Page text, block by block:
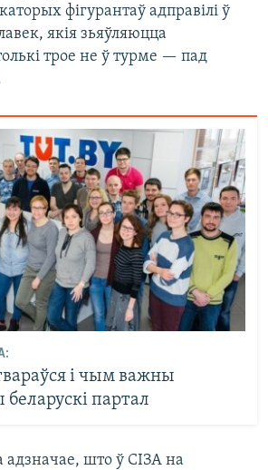
фігурантаў адправілі ў
якія зьяўляюцца
трое не ў турме — пад
і чым важны
партал
што ў СІЗА на